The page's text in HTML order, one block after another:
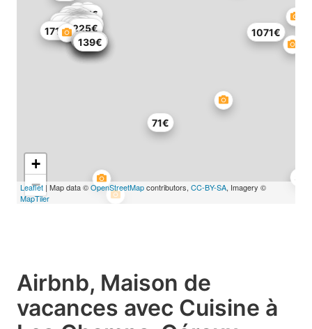
171€
71€
63€
114€
1071€
135€
77€
86€
225€
106€
89€
103€
139€
106€
88€
94€
46€77€
86€
207€
54€
54€
54€
67€
+
−
Leaflet | Map data ©OpenStreetMapcontributors, CC-BY-SA, Imagery ©
MapTiler
Airbnb, Maison de
vacances avec Cuisine à